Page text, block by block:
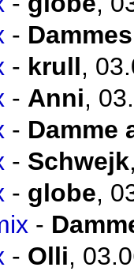
- Dammes
- krull,
- Anni,
- Damme
- Schwejk
- globe,
-
- Olli,